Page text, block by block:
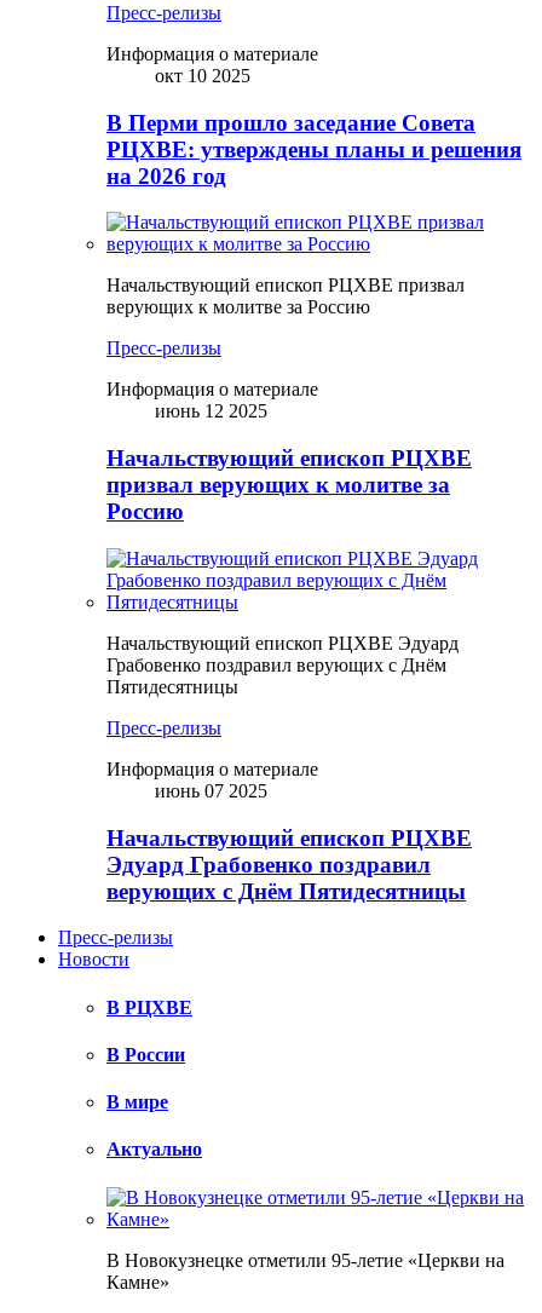
Пресс-релизы
Информация о материале
окт 10 2025
В Перми прошло заседание Совета
РЦХВЕ: утверждены планы и решения
на 2026 год
Начальствующий епископ РЦХВЕ призвал
верующих к молитве за Россию
Пресс-релизы
Информация о материале
июнь 12 2025
Начальствующий епископ РЦХВЕ
призвал верующих к молитве за
Россию
Начальствующий епископ РЦХВЕ Эдуард
Грабовенко поздравил верующих с Днём
Пятидесятницы
Пресс-релизы
Информация о материале
июнь 07 2025
Начальствующий епископ РЦХВЕ
Эдуард Грабовенко поздравил
верующих с Днём Пятидесятницы
Пресс-релизы
Новости
В РЦХВЕ
В России
В мире
Актуально
В Новокузнецке отметили 95-летие «Церкви на
Камне»